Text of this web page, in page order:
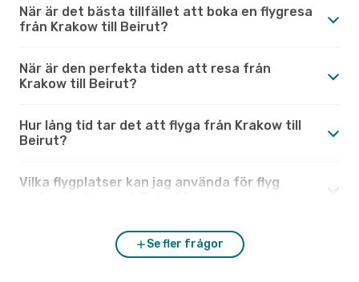
När är det bästa tillfället att boka en flygresa
från Krakow till Beirut?
När är den perfekta tiden att resa från
Krakow till Beirut?
Hur lång tid tar det att flyga från Krakow till
Beirut?
Vilka flygplatser kan jag använda för flyg
Se fler frågor